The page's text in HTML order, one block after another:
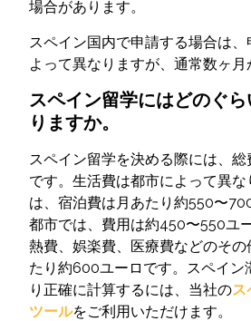
場合があります。
スペイン国内で申請する場合は、
よって異なりますが、通常数ヶ月
スペイン留学にはどのぐ
りますか。
スペイン留学を決める際には、
です。生活費は都市によって異
は、宿泊費は月あたり約550〜
都市では、費用は約450〜550ユ
熱費、娯楽費、医療費などのそ
たり約600ユーロです。スペイン
り正確に計算するには、当社のス
ツールをご利用いただけます。